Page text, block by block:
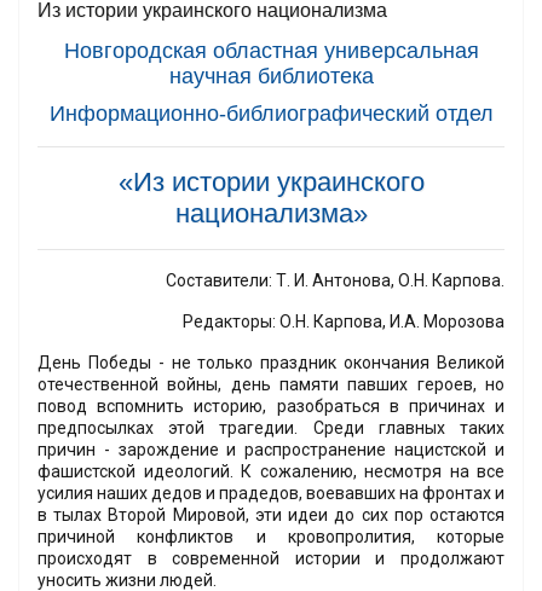
Из истории украинского национализма
Новгородская областная универсальная
научная библиотека
Информационно-библиографический отдел
«Из истории украинского
национализма»
Составители: Т. И. Антонова, О.Н. Карпова.
Редакторы: О.Н. Карпова, И.А. Морозова
День Победы - не только праздник окончания Великой
отечественной войны, день памяти павших героев, но
повод вспомнить историю, разобраться в причинах и
предпосылках этой трагедии. Среди главных таких
причин - зарождение и распространение нацистской и
фашистской идеологий. К сожалению, несмотря на все
усилия наших дедов и прадедов, воевавших на фронтах и
в тылах Второй Мировой, эти идеи до сих пор остаются
причиной конфликтов и кровопролития, которые
происходят в современной истории и продолжают
уносить жизни людей.